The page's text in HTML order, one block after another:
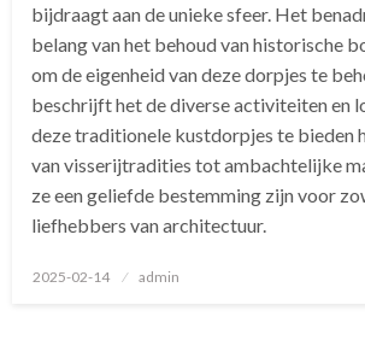
bijdraagt aan de unieke sfeer. Het
belang van het behoud van historische
om de eigenheid van deze dorpjes te
beschrijft het de diverse activiteiten en
deze traditionele kustdorpjes te bieden
van visserijtradities tot ambachtelijke
ze een geliefde bestemming zijn voor
liefhebbers van architectuur.
Geplaatst
2025-02-14 admin